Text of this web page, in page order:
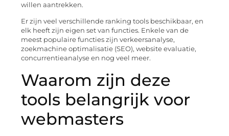
willen aantrekken.
Er zijn veel verschillende ranking tools beschikbaar, en
elk heeft zijn eigen set van functies. Enkele van de
meest populaire functies zijn verkeersanalyse,
zoekmachine optimalisatie (SEO), website evaluatie,
concurrentieanalyse en nog veel meer.
Waarom zijn deze
tools belangrijk voor
webmasters